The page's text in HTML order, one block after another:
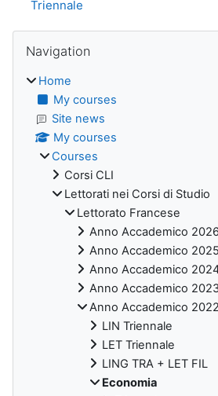
Triennale
Blocks
Navigation
Home
My courses
Site news
My courses
Courses
Corsi CLI
Lettorati nei Corsi di Studio
Lettorato Francese
Anno Accademico
Anno Accademico
Anno Accademico
Anno Accademico
Anno Accademico
LIN Triennale
LET Triennale
LING TRA + LET FIL
Economia